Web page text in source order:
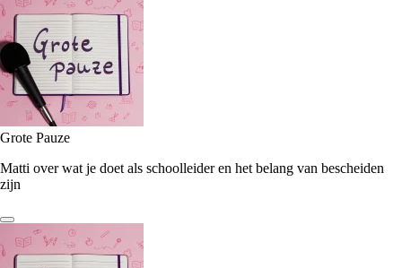
Grote Pauze
Matti over wat je doet als schoolleider en het belang van bescheiden
zijn